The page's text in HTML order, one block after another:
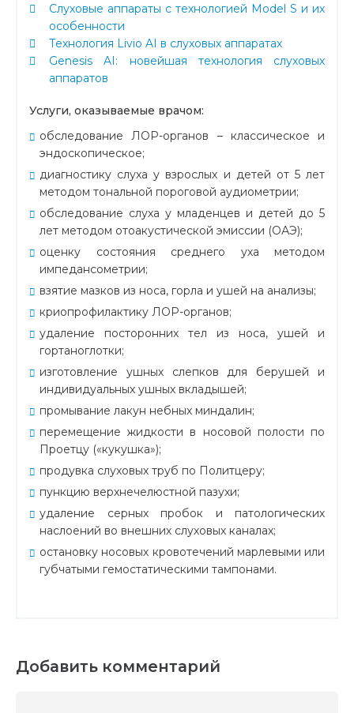
Слуховые аппараты с технологией Model S и их
особенности
Технология Livio AI в слуховых аппаратах
Genesis AI: новейшая технология слуховых
аппаратов
Услуги, оказываемые врачом:
обследование ЛОР-органов – классическое и
эндоскопическое;
диагностику слуха у взрослых и детей от 5 лет
методом тональной пороговой аудиометрии;
обследование слуха у младенцев и детей до 5
лет методом отоакустической эмиссии (ОАЭ);
оценку состояния среднего уха методом
импедансометрии;
взятие мазков из носа, горла и ушей на анализы;
криопрофилактику ЛОР-органов;
удаление посторонних тел из носа, ушей и
гортаноглотки;
изготовление ушных слепков для берушей и
индивидуальных ушных вкладышей;
промывание лакун небных миндалин;
перемещение жидкости в носовой полости по
Проетцу («кукушка»);
продувка слуховых труб по Политцеру;
пункцию верхнечелюстной пазухи;
удаление серных пробок и патологических
наслоений во внешних слуховых каналах;
остановку носовых кровотечений марлевыми или
губчатыми гемостатическими тампонами.
Добавить комментарий